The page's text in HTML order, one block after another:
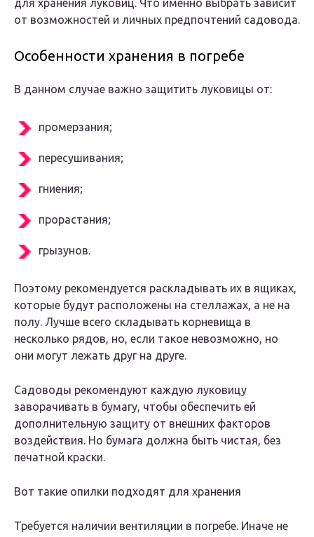
для хранения луковиц. Что именно выбрать зависит
от возможностей и личных предпочтений садовода.
Особенности хранения в погребе
В данном случае важно защитить луковицы от:
промерзания;
пересушивания;
гниения;
прорастания;
грызунов.
Поэтому рекомендуется раскладывать их в ящиках,
которые будут расположены на стеллажах, а не на
полу. Лучше всего складывать корневища в
несколько рядов, но, если такое невозможно, но
они могут лежать друг на друге.
Садоводы рекомендуют каждую луковицу
заворачивать в бумагу, чтобы обеспечить ей
дополнительную защиту от внешних факторов
воздействия. Но бумага должна быть чистая, без
печатной краски.
Вот такие опилки подходят для хранения
Требуется наличии вентиляции в погребе. Иначе не